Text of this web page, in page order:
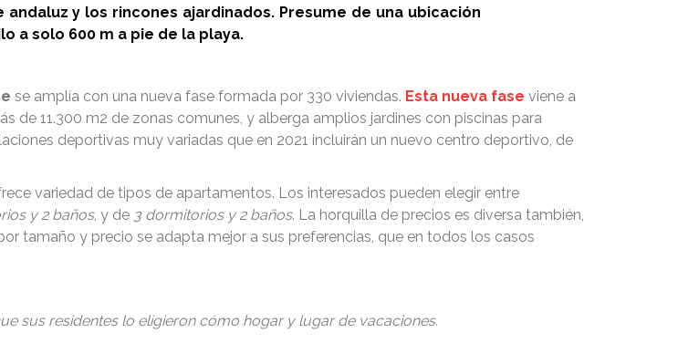
y los rincones ajardinados. Presume de una ubicación
a solo 600 m a pie de la playa.
se amplía con una nueva fase formada por 330 viviendas. Esta nueva fase viene a
de 11.300 m2 de zonas comunes, y alberga amplios jardines con piscinas para
deportivas muy variadas que en 2021 incluirán un nuevo centro deportivo, de
variedad de tipos de apartamentos. Los interesados pueden elegir entre
y 2 baños, y de 3 dormitorios y 2 baños. La horquilla de precios es diversa también,
tamaño y precio se adapta mejor a sus preferencias, que en todos los casos
sus residentes lo eligieron cómo hogar y lugar de vacaciones.